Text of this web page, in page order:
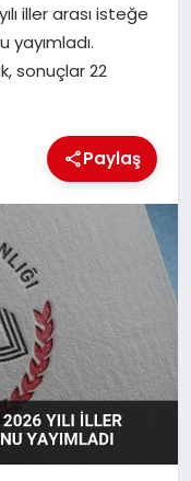
iller arası isteğe
sonuçlar 22
Paylaş